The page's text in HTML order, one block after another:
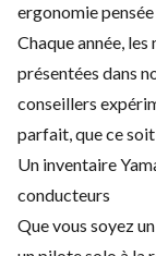
ergonomie
Chaque année,
présentées dans
conseillers
parfait, que ce
Un inventaire
conducteurs
Que vous soyez